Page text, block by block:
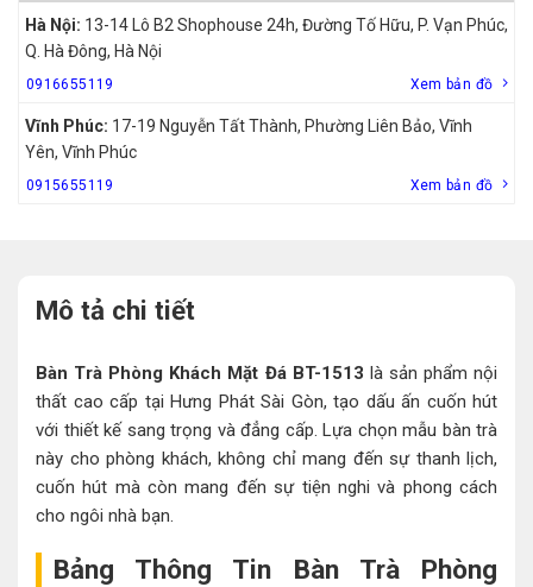
Hà Nội: 13-14 Lô B2 Shophouse 24h, Đường Tố Hữu, P. Vạn Phúc,
Q. Hà Đông, Hà Nội
0916655119 Xem bản đồ
Vĩnh Phúc: 17-19 Nguyễn Tất Thành, Phường Liên Bảo, Vĩnh
Yên, Vĩnh Phúc
0915655119 Xem bản đồ
Mô tả chi tiết
Bàn Trà Phòng Khách Mặt Đá BT-1513 là sản phẩm nội
thất cao cấp tại Hưng Phát Sài Gòn, tạo dấu ấn cuốn hút
với thiết kế sang trọng và đẳng cấp. Lựa chọn mẫu bàn trà
này cho phòng khách, không chỉ mang đến sự thanh lịch,
cuốn hút mà còn mang đến sự tiện nghi và phong cách
cho ngôi nhà bạn.
Bảng Thông Tin Bàn Trà Phòng